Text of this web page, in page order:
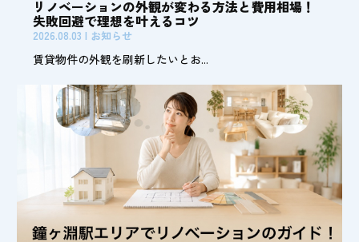
リノベーションの外観が変わる方法と費用相場！
失敗回避で理想を叶えるコツ
2026.08.03 | お知らせ
賃貸物件の外観を刷新したいとお...